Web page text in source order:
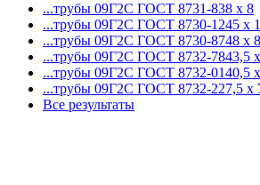
...трубы 09Г2С ГОСТ 8731-838 x 8
...трубы 09Г2С ГОСТ 8730-1245 x
...трубы 09Г2С ГОСТ 8730-8748 x 8
...трубы 09Г2С ГОСТ 8732-7843,5
...трубы 09Г2С ГОСТ 8732-0140,5
...трубы 09Г2С ГОСТ 8732-227,5 x
Все результаты